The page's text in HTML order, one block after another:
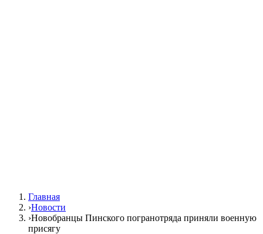
Главная
›Новости
›Новобранцы Пинского погранотряда приняли военную
присягу